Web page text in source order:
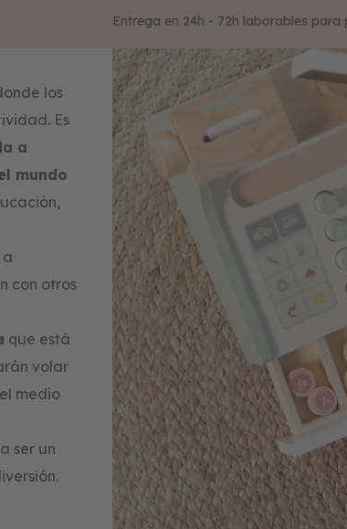
Entrega en 24h - 72h laborables
los
Es
a
mundo
a
con otros
que está
volar
medio
ser un